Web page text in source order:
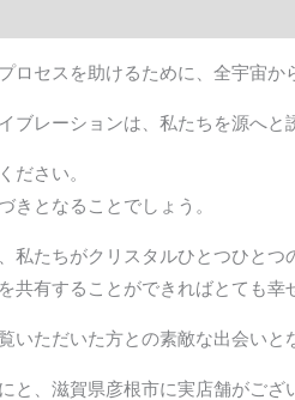
ロセスを助けるために、全宇宙か
ブレーションは、私たちを源へと
ださい。
となることでしょう。
たちがクリスタルひとつひとつ
有することができればとても幸
ただいた方との素敵な出会いと
、滋賀県彦根市に実店舗がござ